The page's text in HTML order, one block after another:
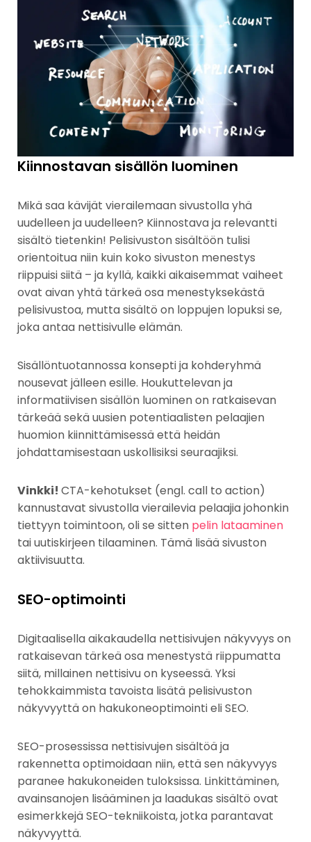
Kiinnostavan sisällön luominen
Mikä saa kävijät vierailemaan sivustolla yhä
uudelleen ja uudelleen? Kiinnostava ja relevantti
sisältö tietenkin! Pelisivuston sisältöön tulisi
orientoitua niin kuin koko sivuston menestys
riippuisi siitä – ja kyllä, kaikki aikaisemmat vaiheet
ovat aivan yhtä tärkeä osa menestyksekästä
pelisivustoa, mutta sisältö on loppujen lopuksi se,
joka antaa nettisivulle elämän.
Sisällöntuotannossa konsepti ja kohderyhmä
nousevat jälleen esille. Houkuttelevan ja
informatiivisen sisällön luominen on ratkaisevan
tärkeää sekä uusien potentiaalisten pelaajien
huomion kiinnittämisessä että heidän
johdattamisestaan uskollisiksi seuraajiksi.
Vinkki! CTA-kehotukset (engl. call to action)
kannustavat sivustolla vierailevia pelaajia johonkin
tiettyyn toimintoon, oli se sitten pelin lataaminen
tai uutiskirjeen tilaaminen. Tämä lisää sivuston
aktiivisuutta.
SEO-optimointi
Digitaalisella aikakaudella nettisivujen näkyvyys on
ratkaisevan tärkeä osa menestystä riippumatta
siitä, millainen nettisivu on kyseessä. Yksi
tehokkaimmista tavoista lisätä pelisivuston
näkyvyyttä on hakukoneoptimointi eli SEO.
SEO-prosessissa nettisivujen sisältöä ja
rakennetta optimoidaan niin, että sen näkyvyys
paranee hakukoneiden tuloksissa. Linkittäminen,
avainsanojen lisääminen ja laadukas sisältö ovat
esimerkkejä SEO-tekniikoista, jotka parantavat
näkyvyyttä.